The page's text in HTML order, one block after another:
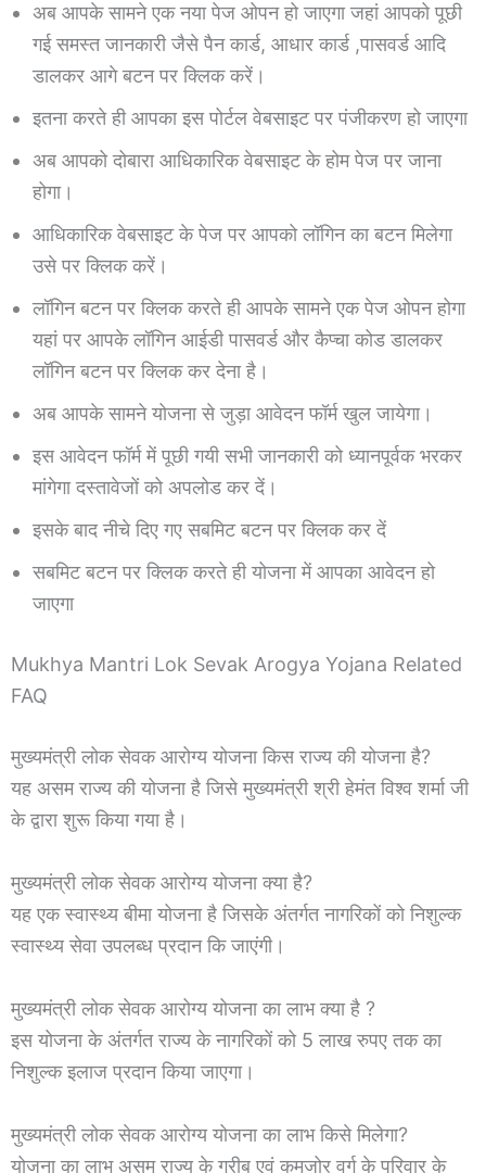
अब आपके सामने एक नया पेज ओपन हो जाएगा जहां आपको पूछी
गई समस्त जानकारी जैसे पैन कार्ड, आधार कार्ड ,पासवर्ड आदि
डालकर आगे बटन पर क्लिक करें।
इतना करते ही आपका इस पोर्टल वेबसाइट पर पंजीकरण हो जाएगा
अब आपको दोबारा आधिकारिक वेबसाइट के होम पेज पर जाना
होगा।
आधिकारिक वेबसाइट के पेज पर आपको लॉगिन का बटन मिलेगा
उसे पर क्लिक करें।
लॉगिन बटन पर क्लिक करते ही आपके सामने एक पेज ओपन होगा
यहां पर आपके लॉगिन आईडी पासवर्ड और कैप्चा कोड डालकर
लॉगिन बटन पर क्लिक कर देना है।
अब आपके सामने योजना से जुड़ा आवेदन फॉर्म खुल जायेगा।
इस आवेदन फॉर्म में पूछी गयी सभी जानकारी को ध्यानपूर्वक भरकर
मांगेगा दस्तावेजों को अपलोड कर दें।
इसके बाद नीचे दिए गए सबमिट बटन पर क्लिक कर दें
सबमिट बटन पर क्लिक करते ही योजना में आपका आवेदन हो
जाएगा
Mukhya Mantri Lok Sevak Arogya Yojana Related
FAQ
मुख्यमंत्री लोक सेवक आरोग्य योजना किस राज्य की योजना है?
यह असम राज्य की योजना है जिसे मुख्यमंत्री श्री हेमंत विश्व शर्मा जी
के द्वारा शुरू किया गया है।
मुख्यमंत्री लोक सेवक आरोग्य योजना क्या है?
यह एक स्वास्थ्य बीमा योजना है जिसके अंतर्गत नागरिकों को निशुल्क
स्वास्थ्य सेवा उपलब्ध प्रदान कि जाएंगी।
मुख्यमंत्री लोक सेवक आरोग्य योजना का लाभ क्या है ?
इस योजना के अंतर्गत राज्य के नागरिकों को 5 लाख रुपए तक का
निशुल्क इलाज प्रदान किया जाएगा।
मुख्यमंत्री लोक सेवक आरोग्य योजना का लाभ किसे मिलेगा?
योजना का लाभ असम राज्य के गरीब एवं कमजोर वर्ग के परिवार के